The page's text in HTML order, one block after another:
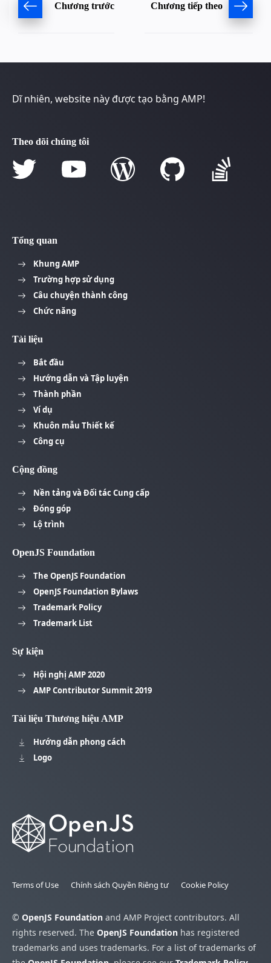
Chương trước Chương tiếp theo
Dĩ nhiên, website này được tạo bằng AMP!
Theo dõi chúng tôi
Tổng quan
Khung AMP
Trường hợp sử dụng
Câu chuyện thành công
Chức năng
Tài liệu
Bắt đầu
Hướng dẫn và Tập luyện
Thành phần
Ví dụ
Khuôn mẫu Thiết kế
Công cụ
Cộng đồng
Nền tảng và Đối tác Cung cấp
Đóng góp
Lộ trình
OpenJS Foundation
The OpenJS Foundation
OpenJS Foundation Bylaws
Trademark Policy
Trademark List
Sự kiện
Hội nghị AMP 2020
AMP Contributor Summit 2019
Tài liệu Thương hiệu AMP
Hướng dẫn phong cách
Logo
Terms of Use Chính sách Quyền Riêng tư Cookie Policy
© OpenJS Foundation and AMP Project contributors. All
rights reserved. The OpenJS Foundation has registered
trademarks and uses trademarks. For a list of trademarks of